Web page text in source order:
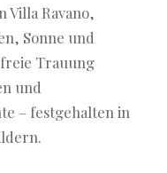
Villa Ravano,
Sonne und
Trauung
und
– festgehalten in